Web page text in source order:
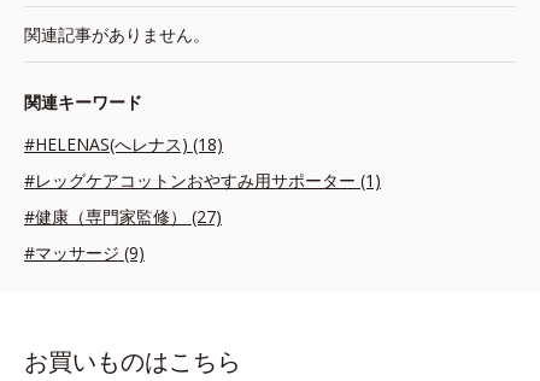
関連記事がありません。
関連キーワード
#HELENAS(へレナス) (18)
#レッグケアコットンおやすみ用サポーター (1)
#健康（専門家監修） (27)
#マッサージ (9)
お買いものはこちら